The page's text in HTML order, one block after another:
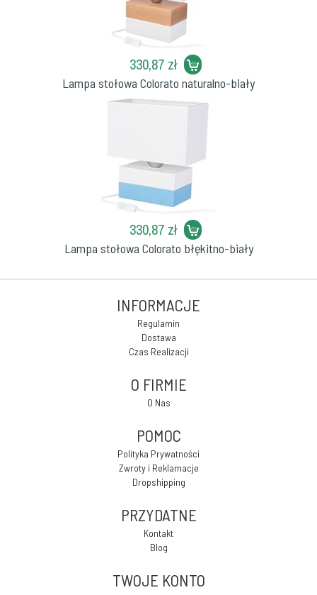
330,87 zł
Lampa stołowa Colorato naturalno-biały
330,87 zł
Lampa stołowa Colorato błękitno-biały
INFORMACJE
Regulamin
Dostawa
Czas Realizacji
O FIRMIE
O Nas
POMOC
Polityka Prywatności
Zwroty i Reklamacje
Dropshipping
PRZYDATNE
Kontakt
Blog
TWOJE KONTO